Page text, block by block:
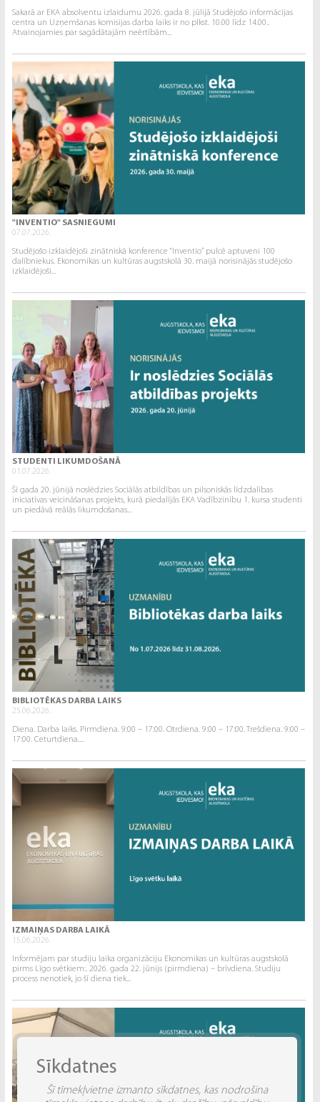
Sakarā ar EKA absolventu izlaidumu 2026. gada 8. jūlijā Studējošo informācijas
centra un Uzņemšanas komisijas darba laiks ir no plkst. 10.00 līdz 14.00..
Atvainojamies par sagādātajām neērtībām...
"INVENTIO" SASNIEGUMI
07.07.2026.
Studējošo izklaidējoši zinātniskā konference “Inventio” pulcē aptuveni 100
dalībniekus. Ekonomikas un kultūras augstskolā 30. maijā norisinājās studējošo
izklaidējoši...
STUDENTI LIKUMDOŠANĀ
01.07.2026.
Šī gada 20. jūnijā noslēdzies Sociālās atbildības un pilsoniskās līdzdalības
iniciatīvas veicināšanas projekts, kurā piedalījās EKA Vadībzinību 1. kursa studenti
un piedāvā reālās likumdošanas...
BIBLIOTĒKAS DARBA LAIKS
25.06.2026.
Diena. Darba laiks. Pirmdiena. 9:00 – 17:00. Otrdiena. 9:00 – 17:00. Trešdiena. 9:00 –
17:00. Ceturtdiena....
IZMAIŅAS DARBA LAIKĀ
15.06.2026.
Informējam par studiju laika organizāciju Ekonomikas un kultūras augstskolā
pirms Līgo svētkiem:. 2026. gada 22. jūnijs (pirmdiena) – brīvdiena. Studiju
process nenotiek, jo šī diena tiek...
Sīkdatnes
Šī tīmekļvietne izmanto sīkdatnes, kas nodrošina